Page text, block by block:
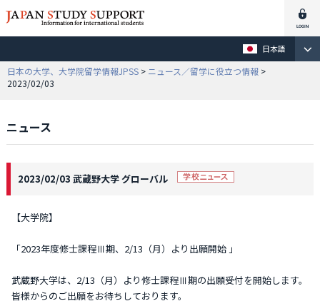
日本語
日本の大学、大学院留学情報JPSS > ニュース／留学に役立つ情報 >
2023/02/03
ニュース
2023/02/03 武蔵野大学 グローバル
【大学院】
「2023年度修士課程Ⅲ期、2/13（月）より出願開始 」
武蔵野大学は、2/13（月）より修士課程Ⅲ期の出願受付を開始します。
皆様からのご出願をお待ちしております。